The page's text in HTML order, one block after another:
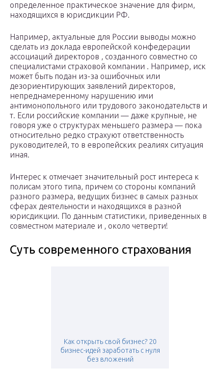
определенное практическое значение для фирм,
находящихся в юрисдикции РФ.
Например, актуальные для России выводы можно
сделать из доклада европейской конфедерации
ассоциаций директоров , созданного совместно со
специалистами страховой компании . Например, иск
может быть подан из-за ошибочных или
дезориентирующих заявлений директоров,
непреднамеренному нарушению ими
антимонопольного или трудового законодательств и
т. Если российские компании — даже крупные, не
говоря уже о структурах меньшего размера — пока
относительно редко страхуют ответственность
руководителей, то в европейских реалиях ситуация
иная.
Интерес к отмечает значительный рост интереса к
полисам этого типа, причем со стороны компаний
разного размера, ведущих бизнес в самых разных
сферах деятельности и находящихся в разной
юрисдикции. По данным статистики, приведенных в
совместном материале и , около четверти!
Суть современного страхования
Как открыть свой бизнес? 20
бизнес-идей заработать с нуля
без вложений